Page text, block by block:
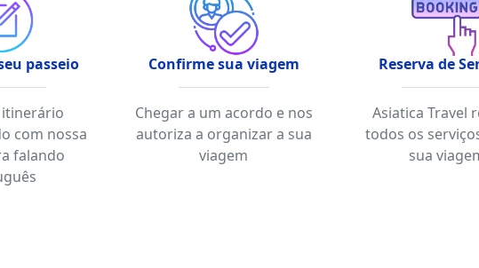
passeio
itinerário
com nossa
falando
Confirme sua viagem
Chegar a um acordo e nos
autoriza a organizar a sua
viagem
Reserva de
Asiatica Travel
todos os
sua